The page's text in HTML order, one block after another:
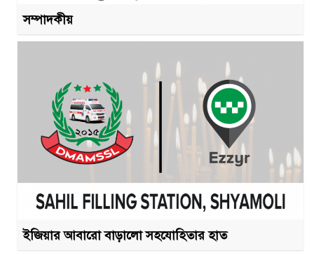
সম্পাদকীয়
ইজিয়ার আবারো বাড়ালো সহযোহিতার হাত